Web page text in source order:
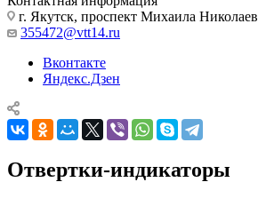
г. Якутск, проспект Михаила
355472@vtt14.ru
Вконтакте
Яндекс.Дзен
Отвертки-индикаторы